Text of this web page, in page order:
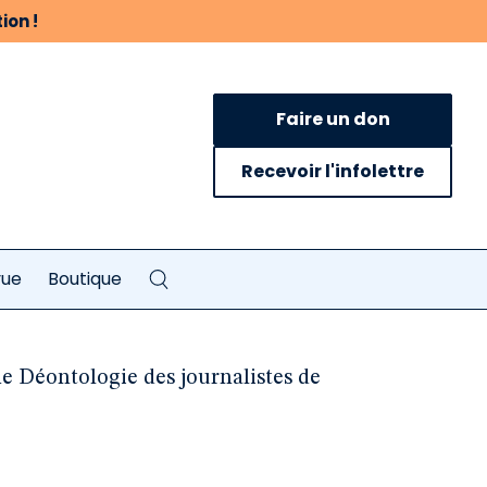
!
Faire un don
Recevoir l'infolettre
Boutique
Déontologie des journalistes de